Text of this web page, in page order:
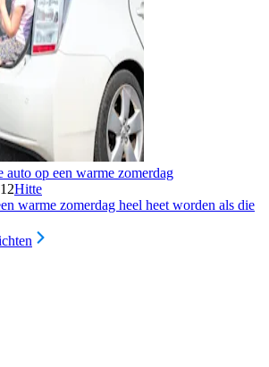
op een warme zomerdag
Hitte
warme zomerdag heel heet worden als die